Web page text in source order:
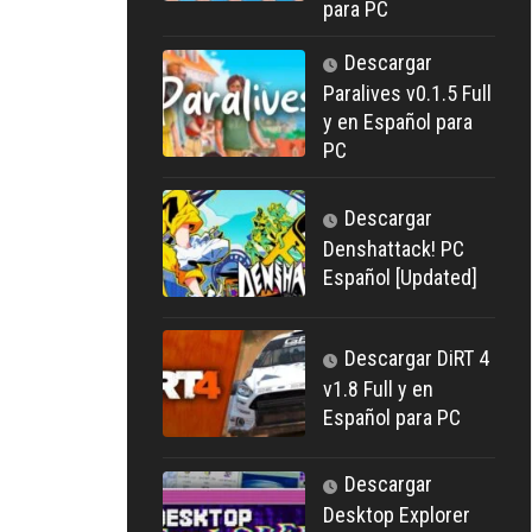
para PC
Descargar
Paralives v0.1.5 Full
y en Español para
PC
Descargar
Denshattack! PC
Español [Updated]
Descargar DiRT 4
v1.8 Full y en
Español para PC
Descargar
Desktop Explorer